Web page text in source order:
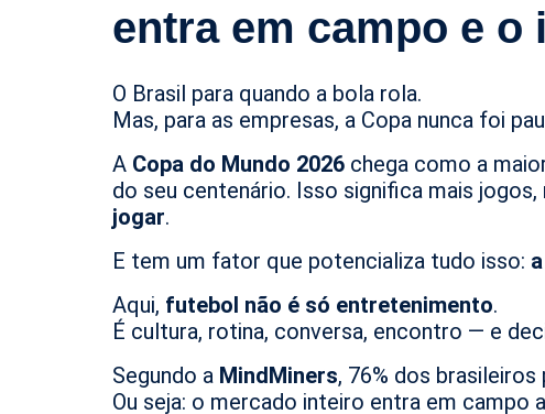
entra em campo e
O Brasil para quando a bola rola.
Mas, para as empresas, a Copa nunca foi
A Copa do Mundo 2026 chega como a
do seu centenário. Isso significa mais
jogar.
E tem um fator que potencializa tudo isso:
Aqui, futebol não é só entretenimento.
É cultura, rotina, conversa, encontro — e
Segundo a MindMiners, 76% dos
Ou seja: o mercado inteiro entra em campo